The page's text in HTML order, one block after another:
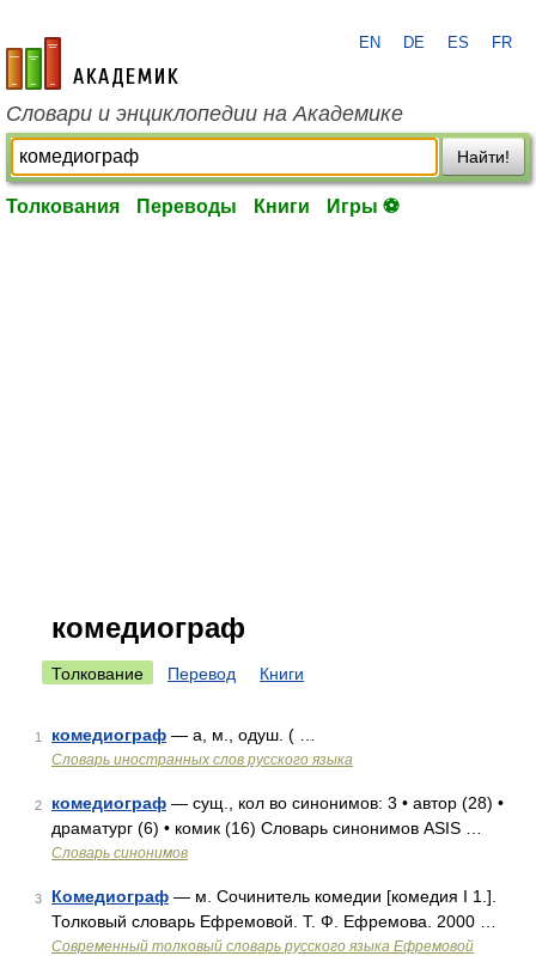
academic.ru
EN DE ES FR
Словари и энциклопедии на Академике
Найти!
Толкования Переводы Книги Игры ⚽
комедиограф
Толкование Перевод Книги
1 комедиограф — а, м., одуш. ( …
Словарь иностранных слов русского языка
2 комедиограф — сущ., кол во синонимов: 3 • автор (28) •
драматург (6) • комик (16) Словарь синонимов ASIS …
Словарь синонимов
3 Комедиограф — м. Сочинитель комедии [комедия I 1.].
Толковый словарь Ефремовой. Т. Ф. Ефремова. 2000 …
Современный толковый словарь русского языка Ефремовой